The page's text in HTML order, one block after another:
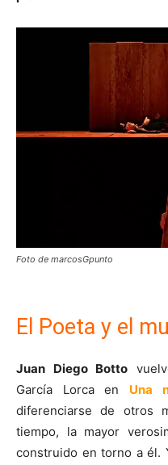
Foto de marcosGpunto
El Poeta y el
Juan Diego Botto
García Lorca en Una
diferenciarse de otros
tiempo, la mayor
construido en torno a él.